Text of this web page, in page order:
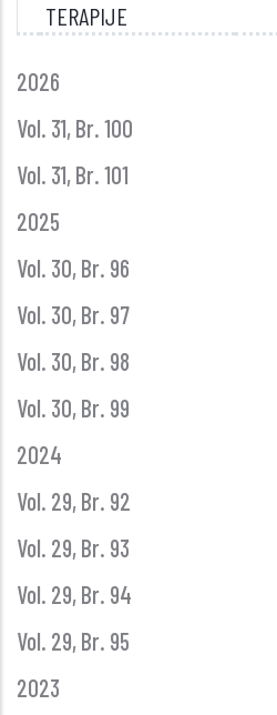
TERAPIJE
GLASNIK
GODINE
2026
Vol. 31, Br. 100
Vol. 31, Br. 101
2025
Vol. 30, Br. 96
Vol. 30, Br. 97
Vol. 30, Br. 98
Vol. 30, Br. 99
2024
Vol. 29, Br. 92
Vol. 29, Br. 93
Vol. 29, Br. 94
Vol. 29, Br. 95
2023